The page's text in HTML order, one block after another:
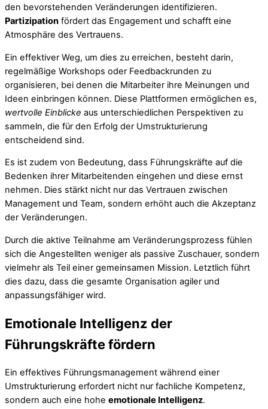
den bevorstehenden Veränderungen identifizieren.
Partizipation fördert das Engagement und schafft eine
Atmosphäre des Vertrauens.
Ein effektiver Weg, um dies zu erreichen, besteht darin,
regelmäßige Workshops oder Feedbackrunden zu
organisieren, bei denen die Mitarbeiter ihre Meinungen und
Ideen einbringen können. Diese Plattformen ermöglichen es,
wertvolle Einblicke aus unterschiedlichen Perspektiven zu
sammeln, die für den Erfolg der Umstrukturierung
entscheidend sind.
Es ist zudem von Bedeutung, dass Führungskräfte auf die
Bedenken ihrer Mitarbeitenden eingehen und diese ernst
nehmen. Dies stärkt nicht nur das Vertrauen zwischen
Management und Team, sondern erhöht auch die Akzeptanz
der Veränderungen.
Durch die aktive Teilnahme am Veränderungsprozess fühlen
sich die Angestellten weniger als passive Zuschauer, sondern
vielmehr als Teil einer gemeinsamen Mission. Letztlich führt
dies dazu, dass die gesamte Organisation agiler und
anpassungsfähiger wird.
Emotionale Intelligenz der
Führungskräfte fördern
Ein effektives Führungsmanagement während einer
Umstrukturierung erfordert nicht nur fachliche Kompetenz,
sondern auch eine hohe emotionale Intelligenz.